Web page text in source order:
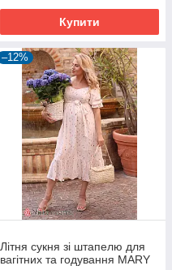
Купити
–12%
Літня сукня зі штапелю для
вагітних та годування MARY